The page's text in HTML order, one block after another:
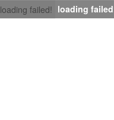
loading failed! loading